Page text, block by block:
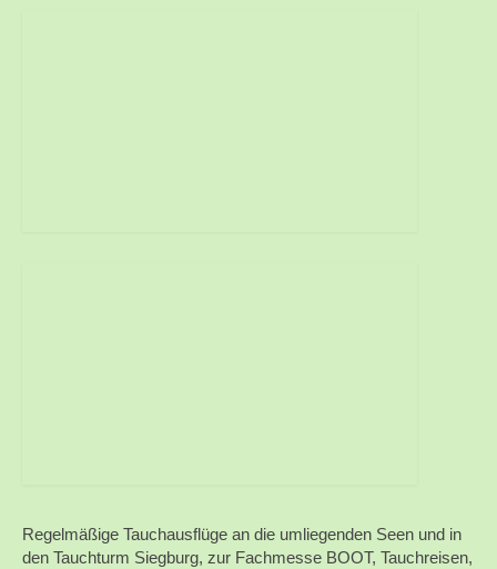
Regelmäßige Tauchausflüge an die umliegenden Seen und in
den Tauchturm Siegburg, zur Fachmesse BOOT, Tauchreisen,